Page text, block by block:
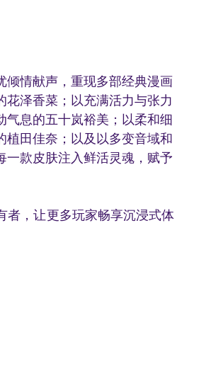
倾情献声，重现多部经典漫画
泽香菜；以充满活力与张力
气息的五十岚裕美；以柔和细
植田佳奈；以及以多变音域和
一款皮肤注入鲜活灵魂，赋予
者，让更多玩家畅享沉浸式体